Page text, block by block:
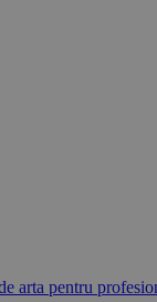
arta pentru